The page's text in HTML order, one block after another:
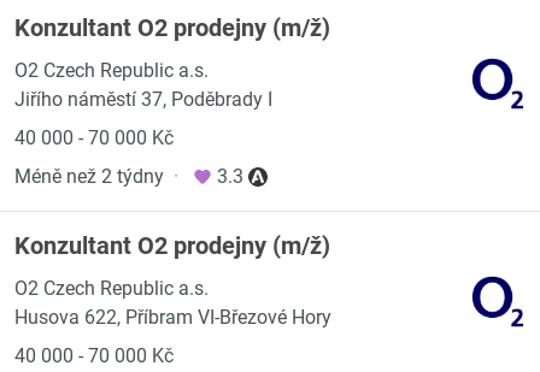
Konzultant O2 prodejny (m/ž)
O2 Czech Republic a.s.
Jiřího náměstí 37, Poděbrady I
40 000 - 70 000 Kč
Méně než 2 týdny · 3.3
Konzultant O2 prodejny (m/ž)
O2 Czech Republic a.s.
Husova 622, Příbram VI-Březové Hory
40 000 - 70 000 Kč